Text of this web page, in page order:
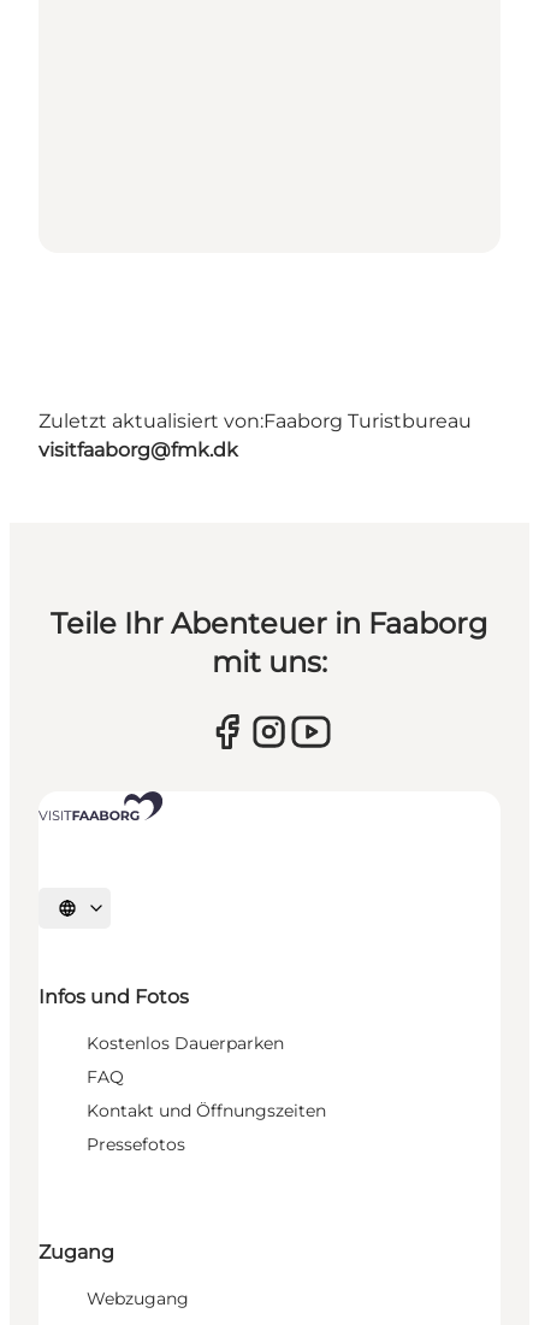
Zuletzt aktualisiert von:Faaborg Turistbureau
visitfaaborg@fmk.dk
Teile Ihr Abenteuer in Faaborg
mit uns:
Sprache auswählen
Infos und Fotos
Kostenlos Dauerparken
FAQ
Kontakt und Öffnungszeiten
Pressefotos
Zugang
Webzugang